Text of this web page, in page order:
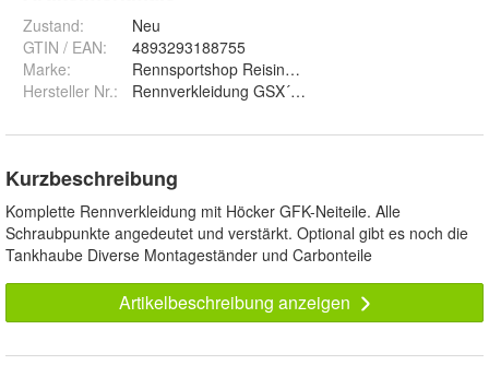
Zustand:
Neu
GTIN / EAN:
4893293188755
Marke:
Rennsportshop Reisinger
Hersteller Nr.:
Rennverkleidung GSX´R 1000 L7 L9
Kurzbeschreibung
Komplette Rennverkleidung mit Höcker GFK-Neiteile. Alle
Schraubpunkte angedeutet und verstärkt. Optional gibt es noch die
Tankhaube Diverse Montageständer und Carbonteile
Artikelbeschreibung anzeigen